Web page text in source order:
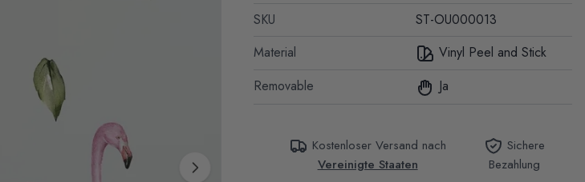
SKU
ST-OU000013
Material
Vinyl Peel and Stick
Removable
Ja
Kostenloser Versand nach
Vereinigte Staaten
Sichere
Bezahlung